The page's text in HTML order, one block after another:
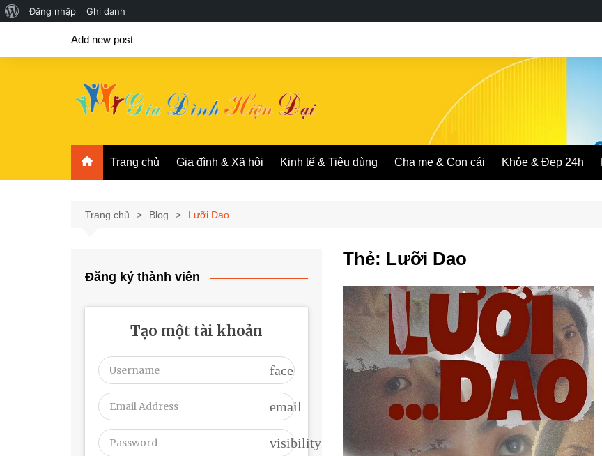
Giới
về
Đăng nhập Ghi danh
Add new post
Trang chủ Gia đình & Xã hội Kinh tế & Tiêu dùng Cha mẹ & Con cái Khỏe & Đẹp 24h
Trang chủ Blog Lưỡi Dao
Thẻ: Lưỡi Dao
Đăng ký thành viên
Tạo một tài khoản
face
email
visibility